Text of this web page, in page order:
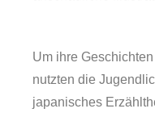
Um ihre
nutzten die
japanisches